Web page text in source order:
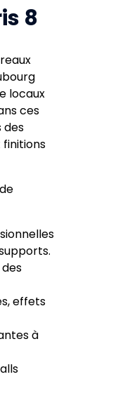
8
locaux
ces
des
finitions
effets
à